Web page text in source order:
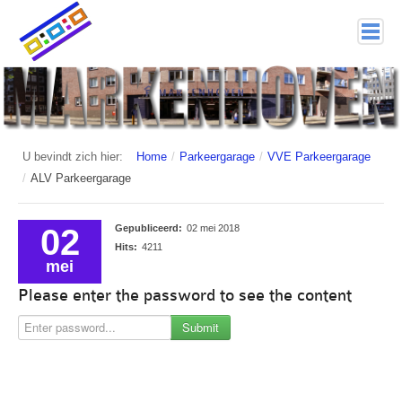
home
Markenhoven
Documenten
Veiligheid (mijn buurt van politie.nl)
Nieuwsbrieven
Historie
Hof 1
U bevindt zich hier: Home / Parkeergarage / VVE Parkeergarage
/ ALV Parkeergarage
02
mei
Gepubliceerd: 02 mei 2018
Hits: 4211
Please enter the password to see the content
Submit